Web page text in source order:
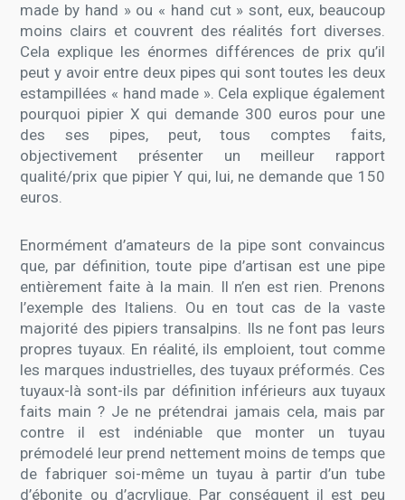
made by hand » ou « hand cut » sont, eux, beaucoup
moins clairs et couvrent des réalités fort diverses.
Cela explique les énormes différences de prix qu’il
peut y avoir entre deux pipes qui sont toutes les deux
estampillées « hand made ». Cela explique également
pourquoi pipier X qui demande 300 euros pour une
des ses pipes, peut, tous comptes faits,
objectivement présenter un meilleur rapport
qualité/prix que pipier Y qui, lui, ne demande que 150
euros.
Enormément d’amateurs de la pipe sont convaincus
que, par définition, toute pipe d’artisan est une pipe
entièrement faite à la main. Il n’en est rien. Prenons
l’exemple des Italiens. Ou en tout cas de la vaste
majorité des pipiers transalpins. Ils ne font pas leurs
propres tuyaux. En réalité, ils emploient, tout comme
les marques industrielles, des tuyaux préformés. Ces
tuyaux-là sont-ils par définition inférieurs aux tuyaux
faits main ? Je ne prétendrai jamais cela, mais par
contre il est indéniable que monter un tuyau
prémodelé leur prend nettement moins de temps que
de fabriquer soi-même un tuyau à partir d’un tube
d’ébonite ou d’acrylique. Par conséquent il est peu